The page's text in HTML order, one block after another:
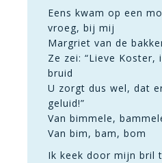
Eens kwam op een
vroeg, bij mij
Margriet van de
Ze zei: “Lieve Koster,
bruid
U zorgt dus wel, dat
geluid!”
Van bimmele,
Van bim, bam, bom
Ik keek door mijn bril